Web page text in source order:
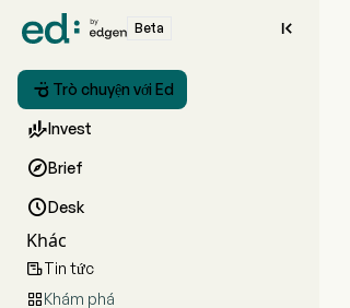
Beta 
 Trò chuyện với Ed
Invest
Brief
Desk
Khác
Tin tức
Khám phá